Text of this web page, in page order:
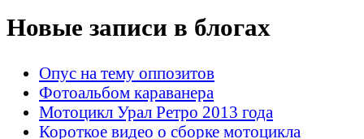
Новые записи в блогах
Опус на тему оппозитов
Фотоальбом караванера
Мотоцикл Урал Ретро 2013 года
Короткое видео о сборке мотоцикла